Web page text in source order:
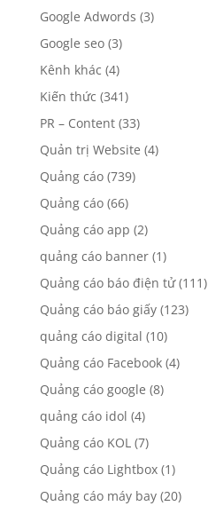
Google Adwords (3)
Google seo(3)
Kênh khác (4)
Kiến thức (341)
PR – Content(33)
Quản trị Website (4)
Quảng cáo(739)
Quảng cáo(66)
Quảng cáo app (2)
quảng cáo banner(1)
Quảng cáo báo điện tử(111)
Quảng cáo báo giấy(123)
quảng cáo digital (10)
Quảng cáo Facebook(4)
Quảng cáo google (8)
quảng cáo idol (4)
Quảng cáo KOL (7)
Quảng cáo Lightbox(1)
Quảng cáo máy bay(20)